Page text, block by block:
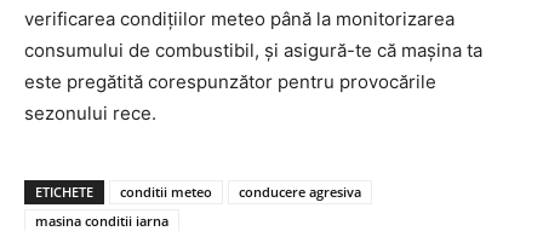
verificarea condițiilor meteo până la monitorizarea
consumului de combustibil, și asigură-te că mașina ta
este pregătită corespunzător pentru provocările
sezonului rece.
ETICHETE conditii meteo
conducere agresiva
masina conditii iarna